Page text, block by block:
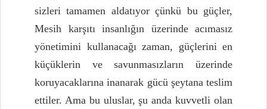
sizleri tamamen aldatıyor çünkü bu güçler,
Mesih karşıtı insanlığın üzerinde acımasız
yönetimini kullanacağı zaman, güçlerini en
küçüklerin ve savunmasızların üzerinde
koruyacaklarına inanarak gücü şeytana teslim
ettiler. Ama bu uluslar, şu anda kuvvetli olan